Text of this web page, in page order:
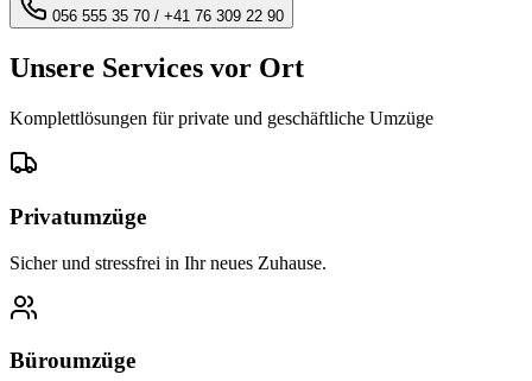
056 555 35 70 / +41 76 309 22 90
Unsere Services vor Ort
Komplettlösungen für private und geschäftliche Umzüge
Privatumzüge
Sicher und stressfrei in Ihr neues Zuhause.
Büroumzüge